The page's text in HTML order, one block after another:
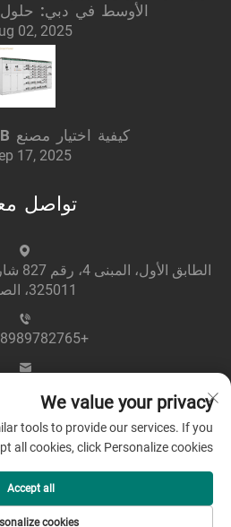
الأوسط في دبي: حلول
02, 2025
كيفية اختيار مصنع VCB موثوق
17, 2025
تواصل
325011، الصين
+86-18989782765
We value your privacy
tools to provide our services. If you
all cookies, click Personalize cookies.
cookies
Accept all